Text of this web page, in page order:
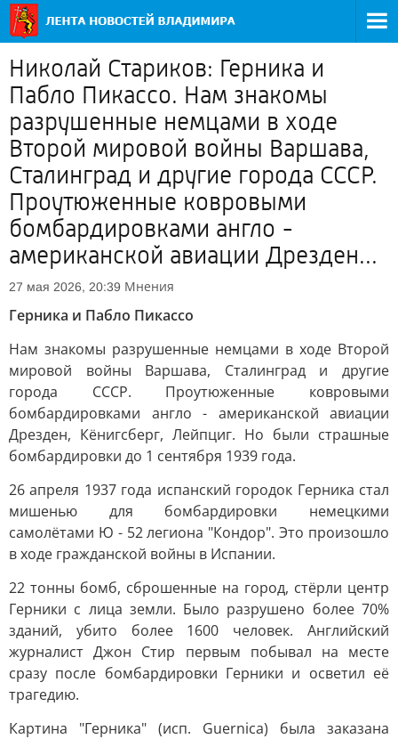
Николай Стариков: Герника и
Пабло Пикассо. Нам знакомы
разрушенные немцами в ходе
Второй мировой войны Варшава,
Сталинград и другие города СССР.
Проутюженные ковровыми
бомбардировками англо -
американской авиации Дрезден...
27 мая 2026, 20:39 Мнения
Герника и Пабло Пикассо
Нам знакомы разрушенные немцами в ходе Второй
мировой войны Варшава, Сталинград и другие
города СССР. Проутюженные ковровыми
бомбардировками англо - американской авиации
Дрезден, Кёнигсберг, Лейпциг. Но были страшные
бомбардировки до 1 сентября 1939 года.
26 апреля 1937 года испанский городок Герника стал
мишенью для бомбардировки немецкими
самолётами Ю - 52 легиона "Кондор". Это произошло
в ходе гражданской войны в Испании.
22 тонны бомб, сброшенные на город, стёрли центр
Герники с лица земли. Было разрушено более 70%
зданий, убито более 1600 человек. Английский
журналист Джон Стир первым побывал на месте
сразу после бомбардировки Герники и осветил её
трагедию.
Картина "Герника" (исп. Guernica) была заказана